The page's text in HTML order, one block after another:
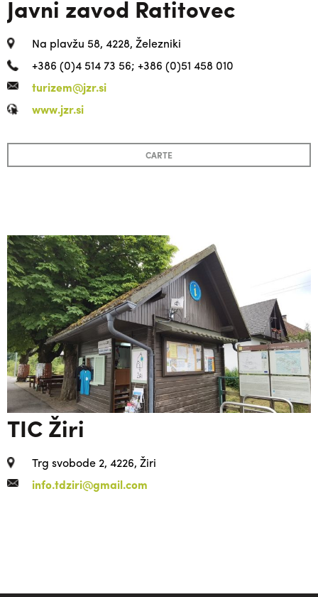
Javni zavod Ratitovec
Na plavžu 58, 4228, Železniki
+386 (0)4 514 73 56; +386 (0)51 458 010
turizem@jzr.si
www.jzr.si
CARTE
TIC Žiri
Trg svobode 2, 4226, Žiri
info.tdziri@gmail.com